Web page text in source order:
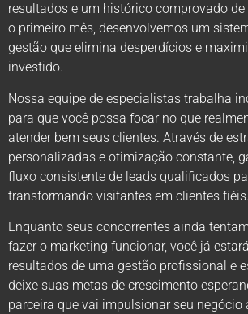
resultados e um histórico comprovado de
o primeiro mês, desenvolvemos um
gestão que elimina desperdícios e
investido.
Nossa equipe de especialistas trabalha
para que você possa focar no que
atender bem seus clientes. Através de
personalizadas e otimização constante,
fluxo consistente de leads qualificados
transformando visitantes em clientes fiéis.
Enquanto seus concorrentes ainda
fazer o marketing funcionar, você já
resultados de uma gestão profissional e
deixe suas metas de crescimento
parceira que vai impulsionar seu negócio